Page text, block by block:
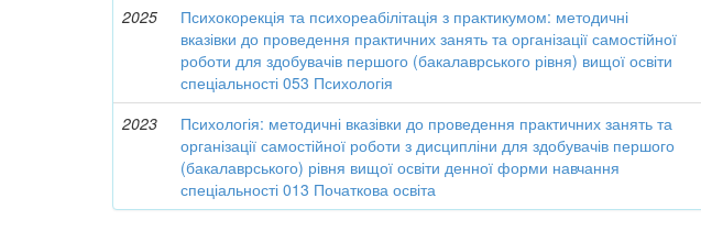
2025
Психокорекція та психореабілітація з практикумом: методичні
вказівки до проведення практичних занять та організації самостійної
роботи для здобувачів першого (бакалаврського рівня) вищої освіти
спеціальності 053 Психологія
2023
Психологія: методичні вказівки до проведення практичних занять та
організації самостійної роботи з дисципліни для здобувачів першого
(бакалаврського) рівня вищої освіти денної форми навчання
спеціальності 013 Початкова освіта